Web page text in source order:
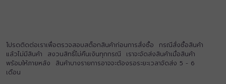
โปรดติดต่อเราเพื่อตรวจสอบสต็อกสินค้าก่อนการสั่งซื้อ กรณีสั่งซื้อสินค้า
แล้วไม่มีสินค้า สงวนสิทธิ์ไม่คืนเงินทุกกรณี เราจะจัดส่งสินค้าเมื่อสินค้า
พร้อมให้ภายหลัง สินค้าบางรายการอาจจะต้องรอระยะเวลาจัดส่ง 5 - 6
เดือน